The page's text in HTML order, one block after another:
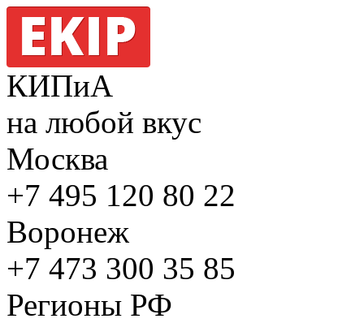
КИПиА
на любой вкус
Москва
+7 495 120 80 22
Воронеж
+7 473 300 35 85
Регионы РФ